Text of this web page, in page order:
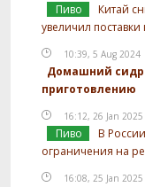
Пиво
Китай
увеличил
10:39, 5 Aug 2024
Домашний
приготовлению
16:12, 26 Jan 2025
Пиво
В
ограничения на
16:08, 25 Jan 2025